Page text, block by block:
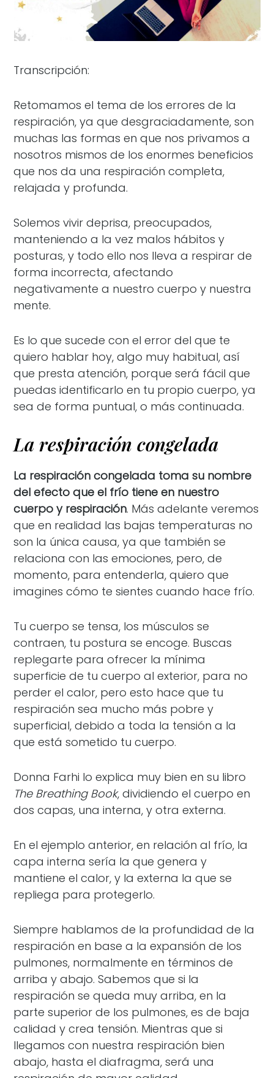
Transcripción:
Retomamos el tema de los errores de la
respiración, ya que desgraciadamente, son
muchas las formas en que nos privamos a
nosotros mismos de los enormes beneficios
que nos da una respiración completa,
relajada y profunda.
Solemos vivir deprisa, preocupados,
manteniendo a la vez malos hábitos y
posturas, y todo ello nos lleva a respirar de
forma incorrecta, afectando
negativamente a nuestro cuerpo y nuestra
mente.
Es lo que sucede con el error del que te
quiero hablar hoy, algo muy habitual, así
que presta atención, porque será fácil que
puedas identificarlo en tu propio cuerpo, ya
sea de forma puntual, o más continuada.
La respiración congelada
La respiración congelada toma su nombre
del efecto que el frío tiene en nuestro
cuerpo y respiración. Más adelante veremos
que en realidad las bajas temperaturas no
son la única causa, ya que también se
relaciona con las emociones, pero, de
momento, para entenderla, quiero que
imagines cómo te sientes cuando hace frío.
Tu cuerpo se tensa, los músculos se
contraen, tu postura se encoge. Buscas
replegarte para ofrecer la mínima
superficie de tu cuerpo al exterior, para no
perder el calor, pero esto hace que tu
respiración sea mucho más pobre y
superficial, debido a toda la tensión a la
que está sometido tu cuerpo.
Donna Farhi lo explica muy bien en su libro
The Breathing Book, dividiendo el cuerpo en
dos capas, una interna, y otra externa.
En el ejemplo anterior, en relación al frío, la
capa interna sería la que genera y
mantiene el calor, y la externa la que se
repliega para protegerlo.
Siempre hablamos de la profundidad de la
respiración en base a la expansión de los
pulmones, normalmente en términos de
arriba y abajo. Sabemos que si la
respiración se queda muy arriba, en la
parte superior de los pulmones, es de baja
calidad y crea tensión. Mientras que si
llegamos con nuestra respiración bien
abajo, hasta el diafragma, será una